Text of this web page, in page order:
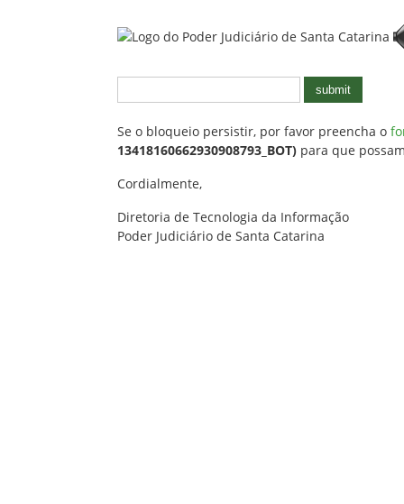
submit
Se o bloqueio persistir, por favor preencha o
13418160662930908793_BOT) para que
Cordialmente,
Diretoria de Tecnologia da Informação
Poder Judiciário de Santa Catarina